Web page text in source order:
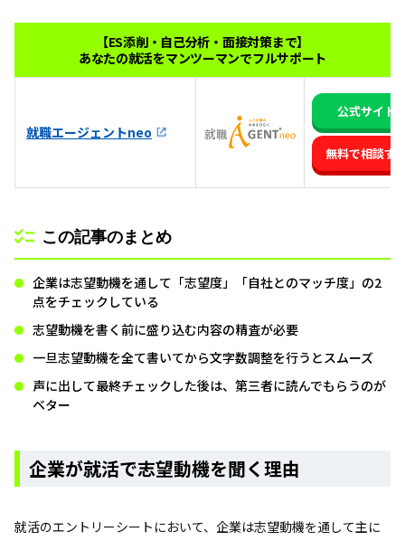
【ES添削・自己分析・面接対策まで】
あなたの就活をマンツーマンでフルサポート
就職エージェントneo
公式サイト
無料で相談す
この記事のまとめ
企業は志望動機を通して「志望度」「自社とのマッチ度」の2
点をチェックしている
志望動機を書く前に盛り込む内容の精査が必要
一旦志望動機を全て書いてから文字数調整を行うとスムーズ
声に出して最終チェックした後は、第三者に読んでもらうのが
ベター
企業が就活で志望動機を聞く理由
就活のエントリーシートにおいて、企業は志望動機を通して主に